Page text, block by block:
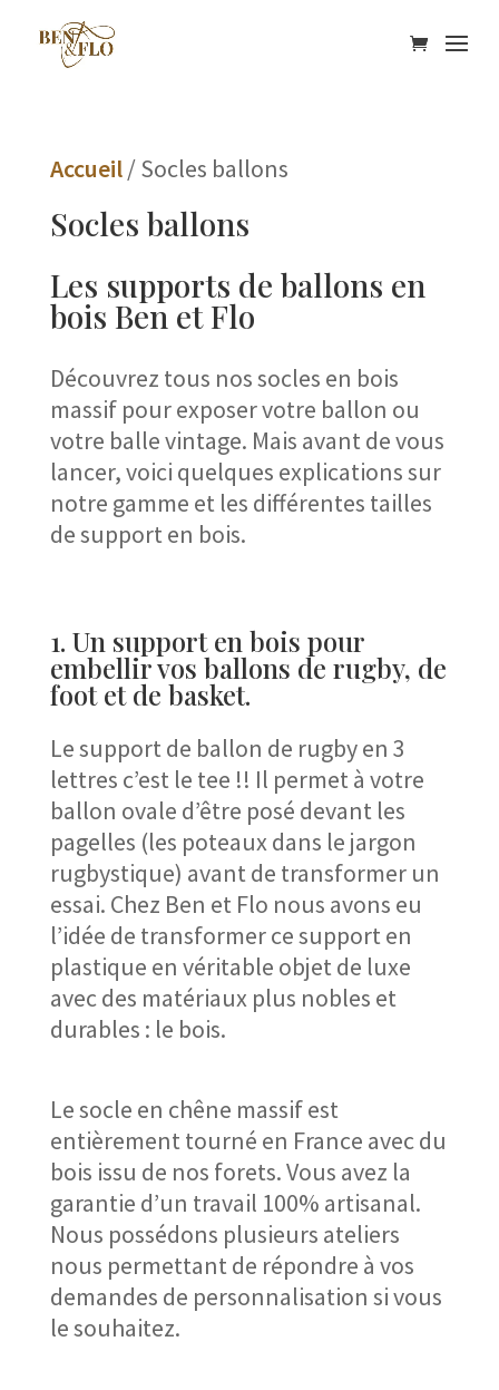
Accueil/ Socles ballons
Socles ballons
Les supports de ballons en
bois Ben et Flo
Découvrez tous nos socles en bois
massif pour exposer votre ballon ou
votre balle vintage. Mais avant de vous
lancer, voici quelques explications sur
notre gamme et les différentes tailles
de support en bois.
1. Un support en bois pour
embellir vos ballons de rugby, de
foot et de basket.
Le support de ballon de rugby en 3
lettres c’est le tee !! Il permet à votre
ballon ovale d’être posé devant les
pagelles (les poteaux dans le jargon
rugbystique) avant de transformer un
essai. Chez Ben et Flo nous avons eu
l’idée de transformer ce support en
plastique en véritable objet de luxe
avec des matériaux plus nobles et
durables : le bois.
Le socle en chêne massif est
entièrement tourné en France avec du
bois issu de nos forets. Vous avez la
garantie d’un travail 100% artisanal.
Nous possédons plusieurs ateliers
nous permettant de répondre à vos
demandes de personnalisation si vous
le souhaitez.